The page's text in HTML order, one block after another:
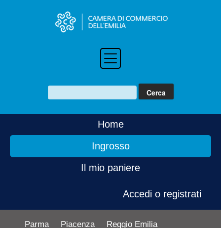
Home
Ingrosso
Il mio paniere
Accedi o registrati
Parma Piacenza Reggio Emilia